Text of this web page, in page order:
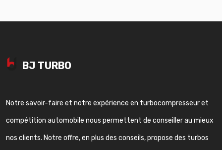
BJ TURBO
Notre savoir-faire et notre expérience en turbocompresseur et
compétition automobile nous permettent de conseiller au mieux
nos clients. Notre offre, en plus des conseils, propose des turbos